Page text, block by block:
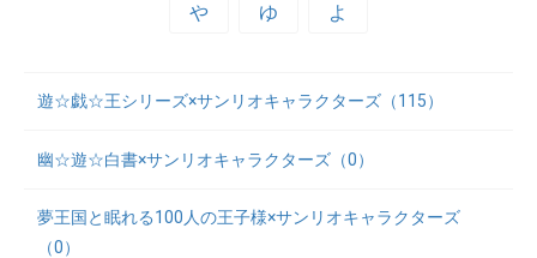
や ゆ よ
遊☆戯☆王シリーズ×サンリオキャラクターズ（115）
幽☆遊☆白書×サンリオキャラクターズ（0）
夢王国と眠れる100人の王子様×サンリオキャラクターズ
（0）